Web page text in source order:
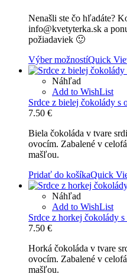
Nenašli ste čo hľadáte?
info@kvetyterka.sk a
požiadaviek 🙂
Výber možnostíQuick
Náhľad
Add to WishList
Srdce z bielej čokolády s
7.50 €
Biela čokoláda v tvare
ovocím. Zabalené v
mašľou.
Pridať do košíkaQuick
Náhľad
Add to WishList
Srdce z horkej čokolády
7.50 €
Horká čokoláda v tvare
ovocím. Zabalené v
mašľou.